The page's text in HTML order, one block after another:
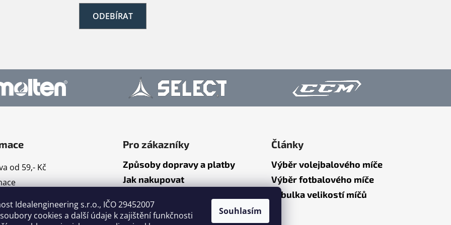
Idealengineering s.r.o., IČO 29452007
cookies a další údaje k zajištění funkčnosti
Souhlasím
ODEBÍRAT
od 59,- Kč
podmínky
Pro zákazníky
Způsoby dopravy a platby
Jak nakupovat
Články
Výběr volejbalového míče
Výběr fotbalového míče
Tabulka velikostí míčů